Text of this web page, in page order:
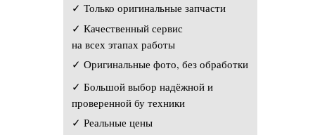
✓ Только оригинальные запчасти
✓ Качественный сервис
на всех этапах работы
✓ Оригинальные фото, без обработки
✓ Большой выбор надёжной и
проверенной бу техники
✓ Реальные цены